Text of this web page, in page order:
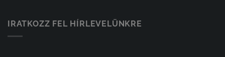
IRATKOZZ FEL HÍRLEVELÜNKRE